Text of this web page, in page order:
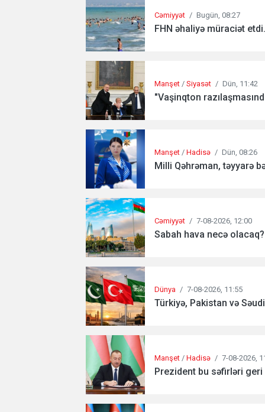
Cəmiyyət / Bugün, 08:27
FHN əhaliyə müraciət
Manşet / Siyasət / Dün, 11:42
"Vaşinqton
Manşet / Hadisə / Dün, 08:26
Milli Qəhrəman, təyyarə
Cəmiyyət / 7-08-2026, 12:00
Sabah hava necə
Dünya / 7-08-2026, 11:55
Türkiyə, Pakistan və
Manşet / Hadisə / 7-08-2026,
Prezident bu səfirləri geri